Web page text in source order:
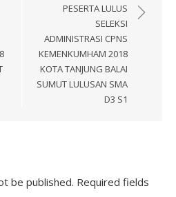
PESERTA LULUS
SELEKSI
ADMINISTRASI CPNS
KEMENKUMHAM 2018
KOTA TANJUNG BALAI
SUMUT LULUSAN SMA
D3 S1
be published. Required fields